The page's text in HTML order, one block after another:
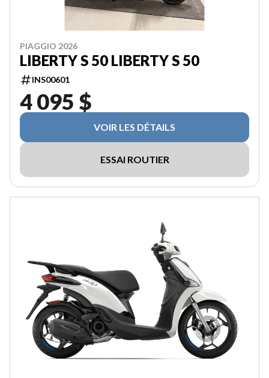
PIAGGIO 2026
LIBERTY S 50 LIBERTY S 50
INS00601
4 095 $
VOIR LES DÉTAILS
ESSAI ROUTIER